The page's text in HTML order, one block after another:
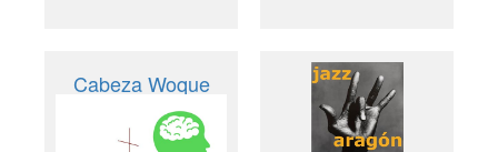
Cabeza Woque